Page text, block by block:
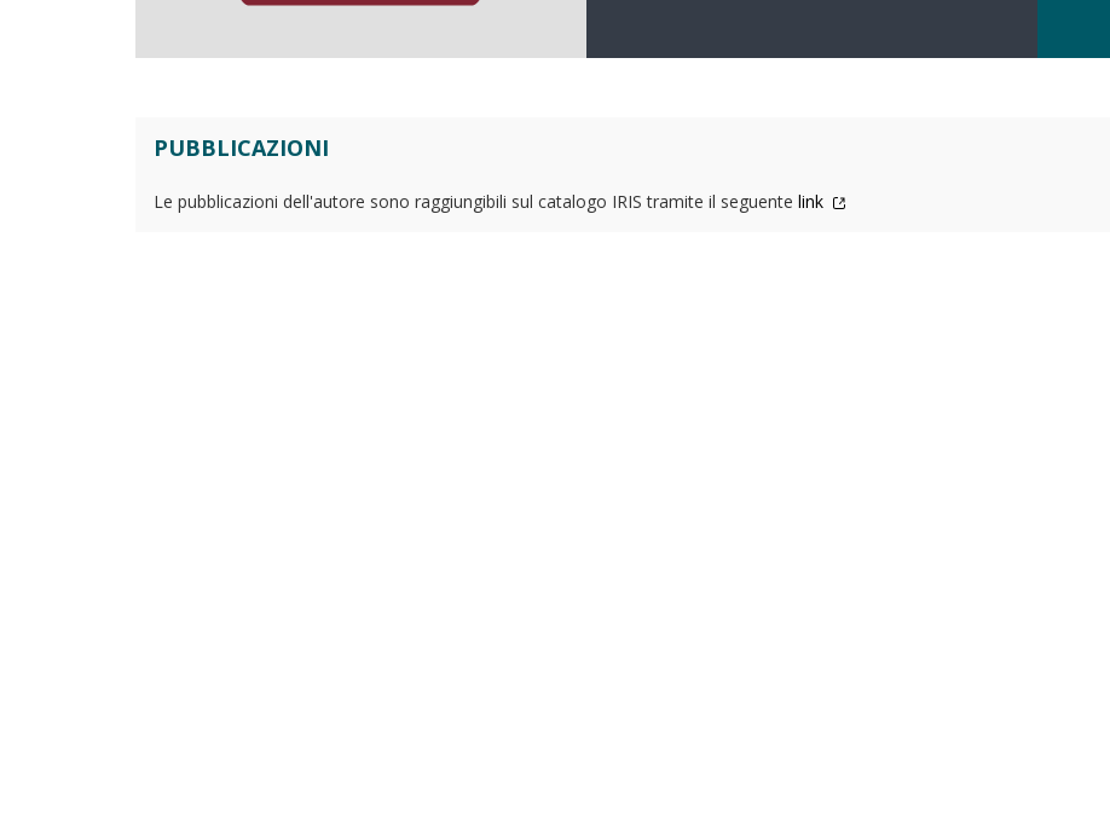
PUBBLICAZIONI
Le pubblicazioni dell'autore sono raggiungibili sul catalogo IRIS tramite il seguente link